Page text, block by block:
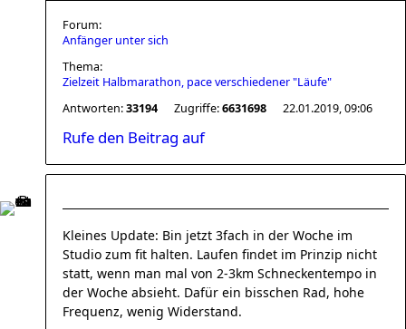
Forum:
Anfänger unter sich
Thema:
Zielzeit Halbmarathon, pace verschiedener "Läufe"
Antworten:33194 Zugriffe:6631698 22.01.2019, 09:06
Rufe den Beitrag auf
Kleines Update: Bin jetzt 3fach in der Woche im
Studio zum fit halten. Laufen findet im Prinzip nicht
statt, wenn man mal von 2-3km Schneckentempo in
der Woche absieht. Dafür ein bisschen Rad, hohe
Frequenz, wenig Widerstand.